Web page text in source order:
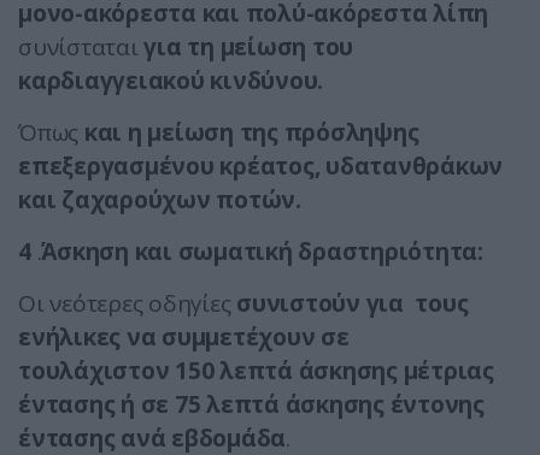
μονο-ακόρεστα και πολύ-ακόρεστα λίπη
συνίσταταιγια τη μείωση του
καρδιαγγειακού κινδύνου.
Όπως και η μείωση της πρόσληψης
επεξεργασμένου κρέατος, υδατανθράκων
και ζαχαρούχων ποτών.
4.Άσκηση και σωματική δραστηριότητα:
Οι νεότερες οδηγίες συνιστούν για τους
ενήλικες να συμμετέχουν σε
τουλάχιστον 150 λεπτά άσκησης μέτριας
έντασης ή σε 75 λεπτά άσκησης έντονης
έντασης ανά εβδομάδα.